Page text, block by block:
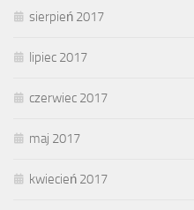
sierpień 2017
lipiec 2017
czerwiec 2017
maj 2017
kwiecień 2017